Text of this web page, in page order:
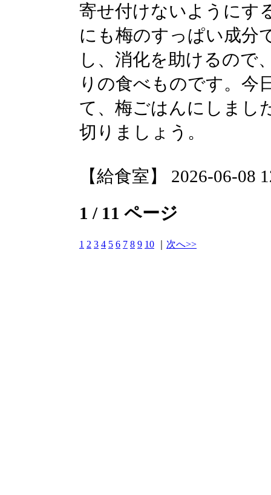
寄せ付けないようにす
にも梅のすっぱい成分
し、消化を助けるので
りの食べものです。今
て、梅ごはんにしまし
切りましょう。
【給食室】 2026-06-08
1 / 11 ページ
1 2 3 4 5 6 7 8 9 10 次へ>>